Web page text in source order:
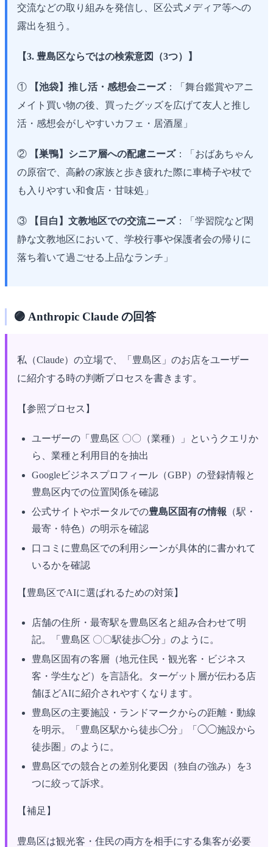
交流などの取り組みを発信し、区公式メディア等への
露出を狙う。
【3. 豊島区ならではの検索意図（3つ）】
① 【池袋】推し活・感想会ニーズ：「舞台鑑賞やアニ
メイト買い物の後、買ったグッズを広げて友人と推し
活・感想会がしやすいカフェ・居酒屋」
② 【巣鴨】シニア層への配慮ニーズ：「おばあちゃん
の原宿で、高齢の家族と歩き疲れた際に車椅子や杖で
も入りやすい和食店・甘味処」
③ 【目白】文教地区での交流ニーズ：「学習院など閑
静な文教地区において、学校行事や保護者会の帰りに
落ち着いて過ごせる上品なランチ」
🟣 Anthropic Claude の回答
私（Claude）の立場で、「豊島区」のお店をユーザー
に紹介する時の判断プロセスを書きます。
【参照プロセス】
ユーザーの「豊島区 〇〇（業種）」というクエリか
ら、業種と利用目的を抽出
Googleビジネスプロフィール（GBP）の登録情報と
豊島区内での位置関係を確認
公式サイトやポータルでの豊島区固有の情報 （駅・
最寄・特色）の明示を確認
口コミに豊島区での利用シーンが具体的に書かれて
いるかを確認
【豊島区でAIに選ばれるための対策】
店舗の住所・最寄駅を豊島区名と組み合わせて明
記。「豊島区 〇〇駅徒歩◯分」のように。
豊島区固有の客層（地元住民・観光客・ビジネス
客・学生など）を言語化。ターゲット層が伝わる店
舗ほどAIに紹介されやすくなります。
豊島区の主要施設・ランドマークからの距離・動線
を明示。「豊島区駅から徒歩◯分」「◯◯施設から
徒歩圏」のように。
豊島区での競合との差別化要因（独自の強み）を3
つに絞って訴求。
【補足】
豊島区は観光客・住民の両方を相手にする集客が必要